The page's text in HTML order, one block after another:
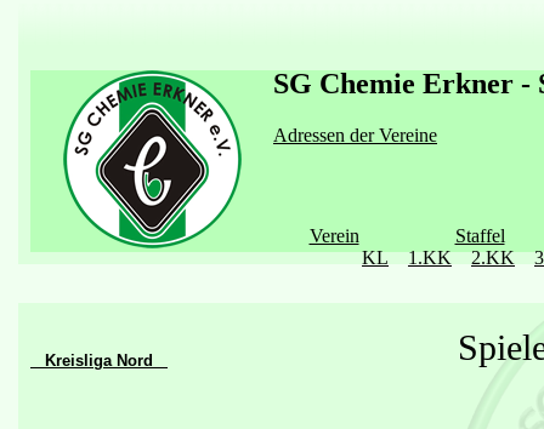
SG Chemie Erkner -
Adressen der Vereine
Verein
Staffel
KL
1.KK 2.KK
Kreisliga Nord